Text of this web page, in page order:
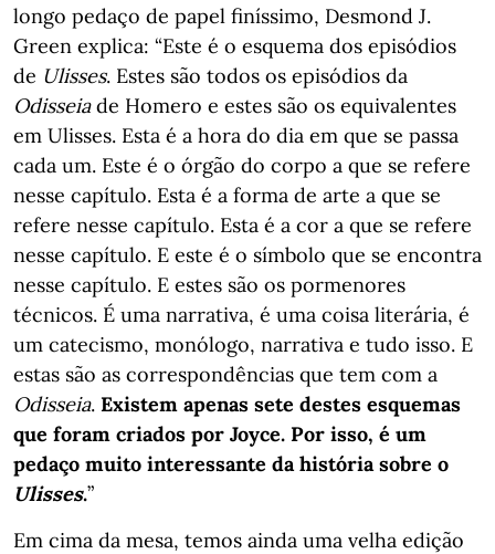
longo pedaço de papel finíssimo, Desmond J.
Green explica: “Este é o esquema dos episódios
de Ulisses. Estes são todos os episódios da
Odisseiade Homero e estes são os equivalentes
em Ulisses. Esta é a hora do dia em que se passa
cada um. Este é o órgão do corpo a que se refere
nesse capítulo. Esta é a forma de arte a que se
refere nesse capítulo. Esta é a cor a que se refere
nesse capítulo. E este é o símbolo que se encontra
nesse capítulo. E estes são os pormenores
técnicos. É uma narrativa, é uma coisa literária, é
um catecismo, monólogo, narrativa e tudo isso. E
estas são as correspondências que tem com a
Odisseia. Existem apenas sete destes esquemas
que foram criados por Joyce. Por isso, é um
pedaço muito interessante da história sobre o
Ulisses.”
Em cima da mesa, temos ainda uma velha edição